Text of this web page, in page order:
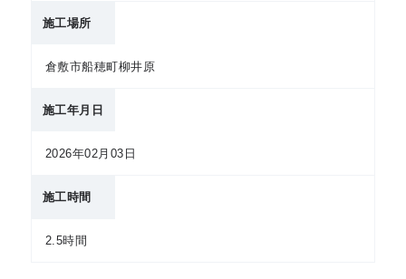
施工場所
倉敷市船穂町柳井原
施工年月日
2026年02月03日
施工時間
2.5時間